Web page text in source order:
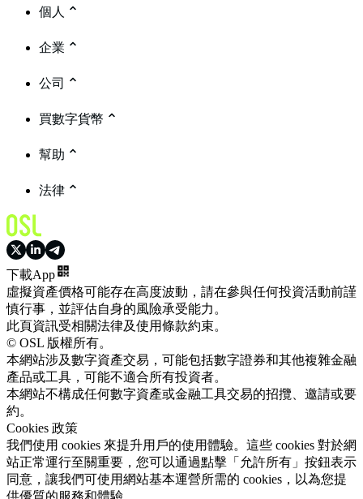
個人
企業
公司
買數字貨幣
幫助
法律
下載App
虛擬資產價格可能存在高度波動，請在參與任何投資活動前謹
慎行事，並評估自身的風險承受能力。
此頁資訊受相關法律及使用條款約束。
© OSL 版權所有。
本網站涉及數字資產交易，可能包括數字證券和其他複雜金融
產品或工具，可能不適合所有投資者。
本網站不構成任何數字資產或金融工具交易的招攬、邀請或要
約。
Cookies 政策
我們使用 cookies 來提升用戶的使用體驗。這些 cookies 對於網
站正常運行至關重要，您可以通過點擊「允許所有」按鈕表示
同意，讓我們可使用網站基本運營所需的 cookies，以為您提
供優質的服務和體驗。